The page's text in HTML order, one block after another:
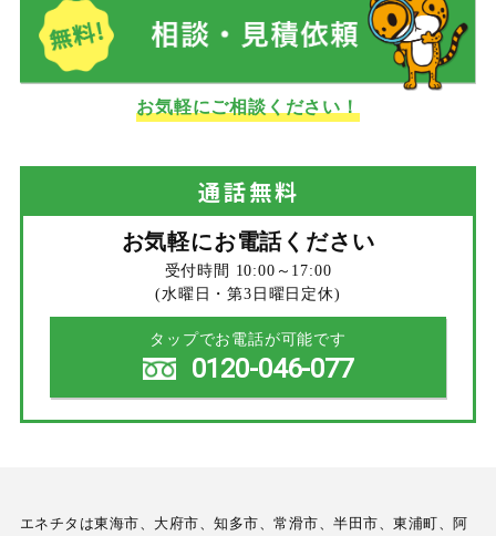
お気軽にご相談ください！
通話無料
お気軽にお電話ください
受付時間 10:00～17:00
(水曜日・第3日曜日定休)
タップでお電話が可能です
0120-046-077
エネチタは東海市、大府市、知多市、常滑市、半田市、東浦町、阿